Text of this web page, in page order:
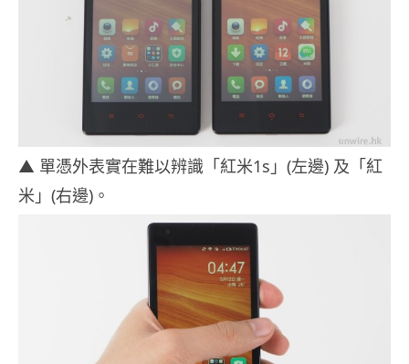
▲ 單憑外表實在難以辨識「紅米1s」(左邊) 及「紅
米」(右邊)。